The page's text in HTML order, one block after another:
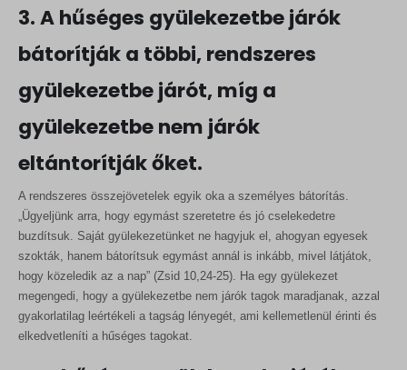
3. A hűséges gyülekezetbe járók
bátorítják a többi, rendszeres
gyülekezetbe járót, míg a
gyülekezetbe nem járók
eltántorítják őket.
A rendszeres összejövetelek egyik oka a személyes bátorítás.
„Ügyeljünk arra, hogy egymást szeretetre és jó cselekedetre
buzdítsuk. Saját gyülekezetünket ne hagyjuk el, ahogyan egyesek
szokták, hanem bátorítsuk egymást annál is inkább, mivel látjátok,
hogy közeledik az a nap” (Zsid 10,24-25). Ha egy gyülekezet
megengedi, hogy a gyülekezetbe nem járók tagok maradjanak, azzal
gyakorlatilag leértékeli a tagság lényegét, ami kellemetlenül érinti és
elkedvetleníti a hűséges tagokat.